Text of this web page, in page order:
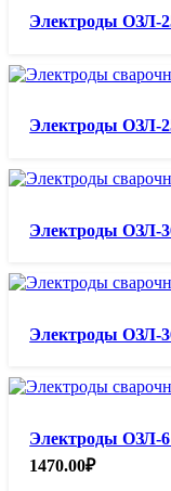
Электроды ОЗЛ-
Электроды ОЗЛ-
Электроды ОЗЛ-
Электроды ОЗЛ-
Электроды ОЗЛ-6
1470.00₽